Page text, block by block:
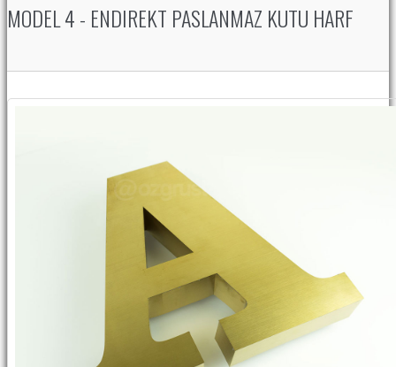
MODEL 4 - ENDIREKT PASLANMAZ KUTU HARF